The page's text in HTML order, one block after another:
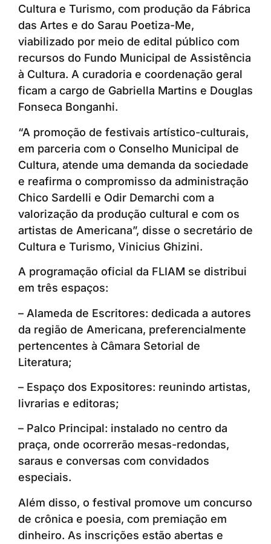
Cultura e Turismo, com produção da Fábrica
das Artes e do Sarau Poetiza-Me,
viabilizado por meio de edital público com
recursos do Fundo Municipal de Assistência
à Cultura. A curadoria e coordenação geral
ficam a cargo de Gabriella Martins e Douglas
Fonseca Bonganhi.
“A promoção de festivais artístico-culturais,
em parceria com o Conselho Municipal de
Cultura, atende uma demanda da sociedade
e reafirma o compromisso da administração
Chico Sardelli e Odir Demarchi com a
valorização da produção cultural e com os
artistas de Americana”, disse o secretário de
Cultura e Turismo, Vinicius Ghizini.
A programação oficial da FLIAM se distribui
em três espaços:
– Alameda de Escritores: dedicada a autores
da região de Americana, preferencialmente
pertencentes à Câmara Setorial de
Literatura;
– Espaço dos Expositores: reunindo artistas,
livrarias e editoras;
– Palco Principal: instalado no centro da
praça, onde ocorrerão mesas-redondas,
saraus e conversas com convidados
especiais.
Além disso, o festival promove um concurso
de crônica e poesia, com premiação em
dinheiro. As inscrições estão abertas e